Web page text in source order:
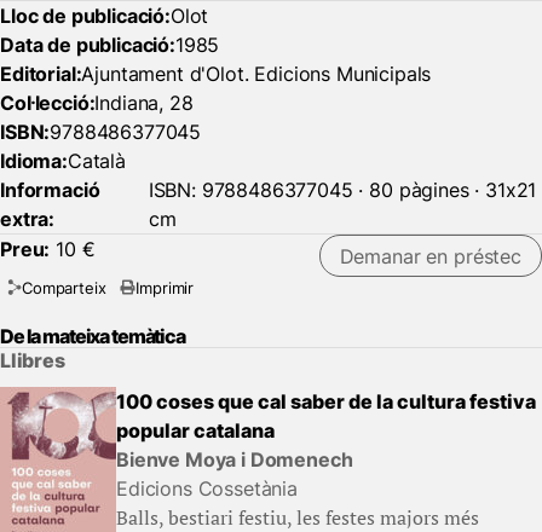
Lloc de publicació:Olot
Data de publicació:1985
Editorial:Ajuntament d'Olot. Edicions Municipals
Col·lecció:Indiana, 28
ISBN:9788486377045
Idioma:Català
Informació
extra:
ISBN: 9788486377045 · 80 pàgines · 31x21
cm
Preu: 10 € Demanar en préstec
Comparteix Imprimir
De la mateixa temàtica
Llibres
100 coses que cal saber de la cultura festiva
popular catalana
Bienve Moya i Domenech
Edicions Cossetània
Balls, bestiari festiu, les festes majors més